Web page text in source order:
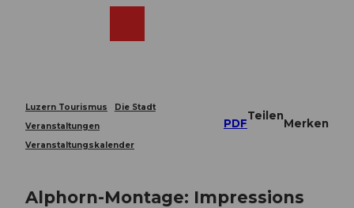
Luzern Tourismus
Die Stadt
Veranstaltungen
Veranstaltungskalender
PDF
Teilen
Merken
Alphorn-Montage: Impressions